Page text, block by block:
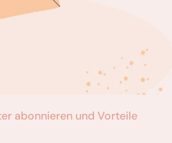
abonnieren und Vorteile